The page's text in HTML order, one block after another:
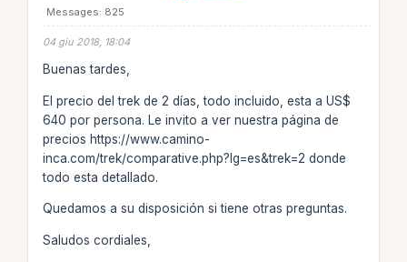
Messages: 825
04 giu 2018, 18:04
Buenas tardes,
El precio del trek de 2 días, todo incluido, esta a US$
640 por persona. Le invito a ver nuestra página de
precios https://www.camino-
inca.com/trek/comparative.php?lg=es&trek=2 donde
todo esta detallado.
Quedamos a su disposición si tiene otras preguntas.
Saludos cordiales,